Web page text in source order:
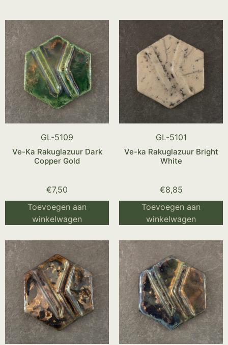
GL-5109
Ve-Ka Rakuglazuur Dark
Copper Gold
€7,50
Toevoegen aan
winkelwagen
GL-5101
Ve-ka Rakuglazuur Bright
White
€8,85
Toevoegen aan
winkelwagen